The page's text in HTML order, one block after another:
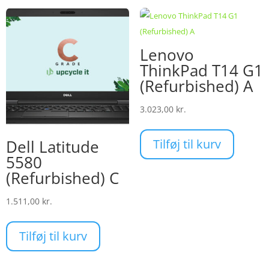
Dell Latitude
5580
(Refurbished) C
1.511,00 kr.
Tilføj til kurv
Lenovo
ThinkPad T14 G1
(Refurbished) A
3.023,00 kr.
Tilføj til kurv